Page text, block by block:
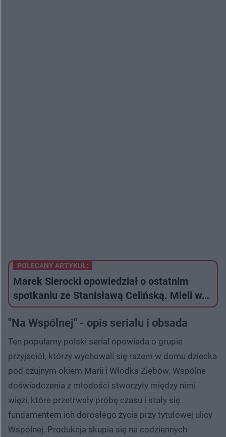
POLECANY ARTYKUŁ:
Marek Sierocki opowiedział o ostatnim
spotkaniu ze Stanisławą Celińską. Mieli w…
"Na Wspólnej" - opis serialu i obsada
Ten popularny polski serial opowiada o grupie
przyjaciół, którzy wychowali się razem w domu dziecka
pod czujnym okiem Marii i Włodka Ziębów. Wspólne
doświadczenia z młodości stworzyły między nimi
więzi, które przetrwały próbę czasu i stały się
fundamentem ich dorosłego życia przy tytułowej ulicy
Wspólnej. Produkcja skupia się na codziennych